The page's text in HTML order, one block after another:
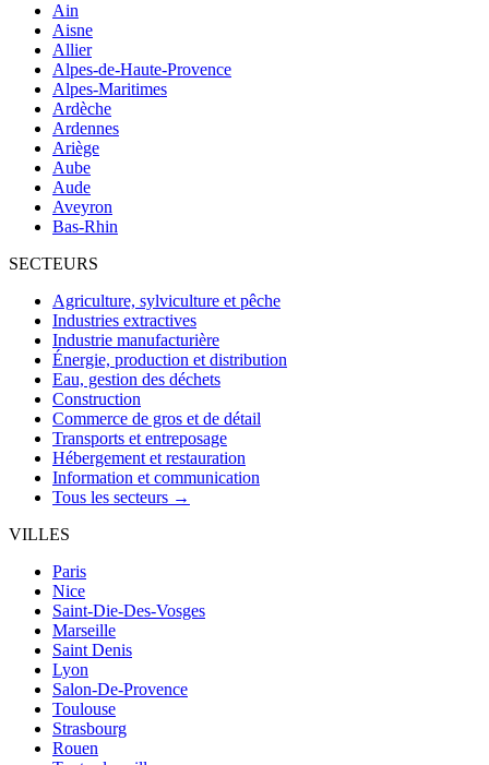
Ain
Aisne
Allier
Alpes-de-Haute-Provence
Alpes-Maritimes
Ardèche
Ardennes
Ariège
Aube
Aude
Aveyron
Bas-Rhin
SECTEURS
Agriculture, sylviculture et pêche
Industries extractives
Industrie manufacturière
Énergie, production et distribution
Eau, gestion des déchets
Construction
Commerce de gros et de détail
Transports et entreposage
Hébergement et restauration
Information et communication
Tous les secteurs →
VILLES
Paris
Nice
Saint-Die-Des-Vosges
Marseille
Saint Denis
Lyon
Salon-De-Provence
Toulouse
Strasbourg
Rouen